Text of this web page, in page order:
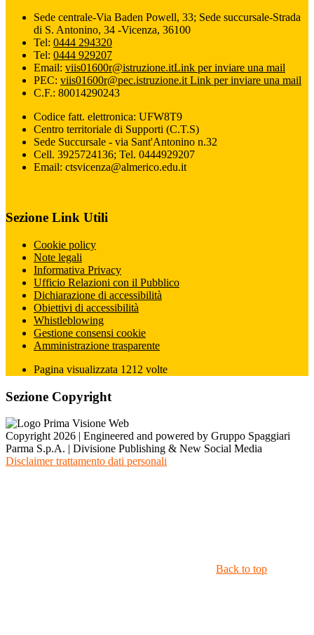
Sede centrale-Via Baden Powell, 33; Sede succursale-Strada
di S. Antonino, 34 -Vicenza, 36100
Tel: 0444 294320
Tel: 0444 929207
Email: viis01600r@istruzione.itLink per inviare una mail
PEC: viis01600r@pec.istruzione.it Link per inviare una mail
C.F.: 80014290243
Codice fatt. elettronica: UFW8T9
Centro territoriale di Supporti (C.T.S)
Sede Succursale - via Sant'Antonino n.32
Cell. 3925724136; Tel. 0444929207
Email: ctsvicenza@almerico.edu.it
Sezione Link Utili
Cookie policy
Note legali
Informativa Privacy
Ufficio Relazioni con il Pubblico
Dichiarazione di accessibilità
Obiettivi di accessibilità
Whistleblowing
Gestione consensi cookie
Amministrazione trasparente
Pagina visualizzata 1212 volte
Sezione Copyright
Copyright 2026 | Engineered and powered by Gruppo Spaggiari
Parma S.p.A. | Divisione Publishing & New Social Media
Disclaimer trattamento dati personali
Back to top